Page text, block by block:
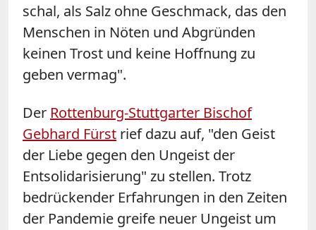
schal, als Salz ohne Geschmack, das den
Menschen in Nöten und Abgründen
keinen Trost und keine Hoffnung zu
geben vermag".
Der Rottenburg-Stuttgarter Bischof
Gebhard Fürst rief dazu auf, "den Geist
der Liebe gegen den Ungeist der
Entsolidarisierung" zu stellen. Trotz
bedrückender Erfahrungen in den Zeiten
der Pandemie greife neuer Ungeist um